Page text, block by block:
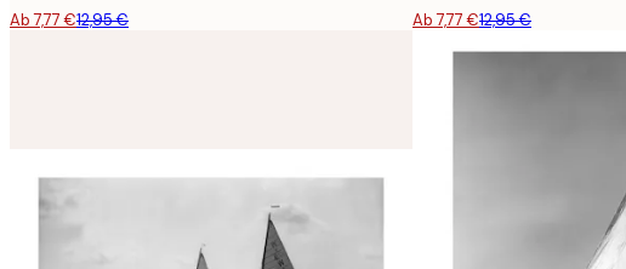
Ab 7,77 €12,95 € Ab 7,77 €12,95 €